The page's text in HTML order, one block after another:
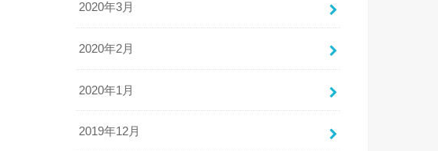
2020年3月
2020年2月
2020年1月
2019年12月